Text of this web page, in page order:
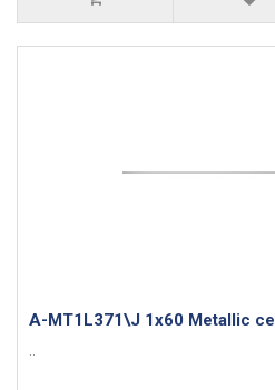
A-MT1L371\J 1x60 Metallic
..